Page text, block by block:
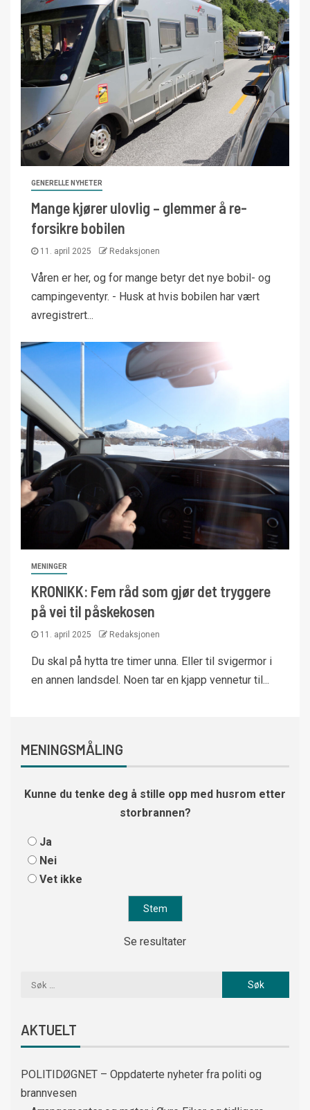
GENERELLE NYHETER
Mange kjører ulovlig – glemmer å re-
forsikre bobilen
11. april 2025 Redaksjonen
Våren er her, og for mange betyr det nye bobil- og
campingeventyr. - Husk at hvis bobilen har vært
avregistrert...
MENINGER
KRONIKK: Fem råd som gjør det tryggere
på vei til påskekosen
11. april 2025 Redaksjonen
Du skal på hytta tre timer unna. Eller til svigermor i
en annen landsdel. Noen tar en kjapp vennetur til...
MENINGSMÅLING
Kunne du tenke deg å stille opp med husrom etter
storbrannen?
Ja
Nei
Vet ikke
Se resultater
AKTUELT
POLITIDØGNET – Oppdaterte nyheter fra politi og
brannvesen